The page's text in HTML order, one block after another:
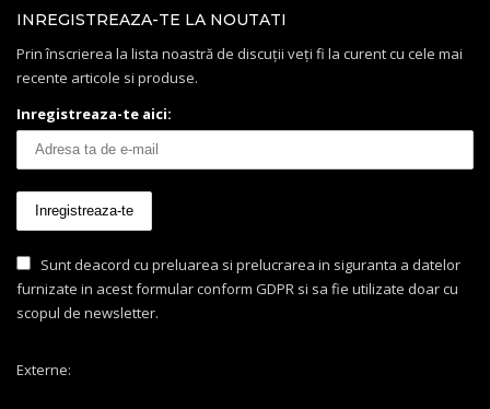
INREGISTREAZA-TE LA NOUTATI
Prin înscrierea la lista noastră de discuții veți fi la curent cu cele mai
recente articole si produse.
Inregistreaza-te aici:
Sunt deacord cu preluarea si prelucrarea in siguranta a datelor
furnizate in acest formular conform GDPR si sa fie utilizate doar cu
scopul de newsletter.
Externe: